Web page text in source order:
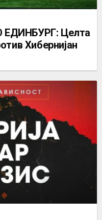
Целта
Хибернијан